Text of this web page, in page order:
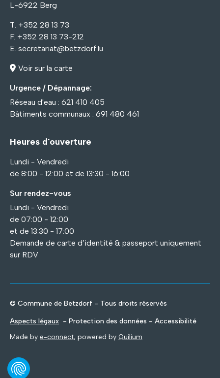
L-6922 Berg
T. +352 28 13 73
F. +352 28 13 73-212
E. secretariat@betzdorf.lu
Voir sur la carte
Urgence / Dépannage:
Réseau d'eau : 621 410 405
Bâtiments communaux : 691 480 461
Heures d'ouverture
Lundi - Vendredi
de 8:00 - 12:00 et de 13:30 - 16:00
Sur rendez-vous
Lundi - Vendredi
de 07:00 - 12:00
et de 13:30 - 17:00
Demande de carte d’identité & passeport uniquement
sur RDV
© Commune de Betzdorf - Tous droits réservés
Aspects légaux - Protection des données - Accessibilité
Made by e-connect, powered by Quilium